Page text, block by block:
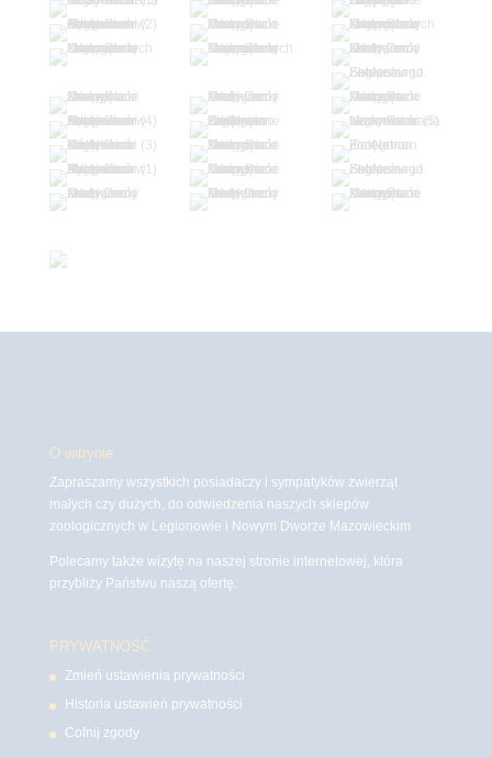
O witrynie
Zapraszamy wszystkich posiadaczy i sympatyków zwierząt
małych czy dużych, do odwiedzenia naszych sklepów
zoologicznych w Legionowie i Nowym Dworze Mazowieckim
Polecamy także wizytę na naszej stronie internetowej, która
przybliży Państwu naszą ofertę.
PRYWATNOŚĆ
Zmień ustawienia prywatności
Historia ustawień prywatności
Cofnij zgody